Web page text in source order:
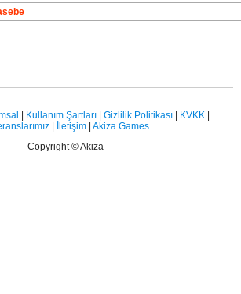
| Kullanım Şartları | Gizlilik Politikası | KVKK |
| İletişim| Akiza Games
Copyright © Akiza